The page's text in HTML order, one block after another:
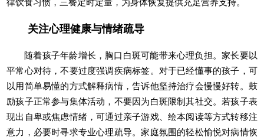
律饮食习惯，三餐定时定量，为身体恢复提供充足营养支持。
关注心理健康与情绪疏导
随着孩子年龄增长，胸口白斑可能带来心理负担。家长要以
平常心对待，不要过度强调疾病标签。对于已经懂事的孩子，可
以用简单易懂的方式解释病情，告诉他坚持治疗会慢慢好转。鼓
励孩子正常参与集体活动，不要因为白斑限制其社交。若孩子表
现出自卑或焦虑情绪，可通过亲子游戏、绘本阅读等方式转移注
意力，必要时寻求专业心理疏导。家庭氛围的轻松愉悦对病情恢